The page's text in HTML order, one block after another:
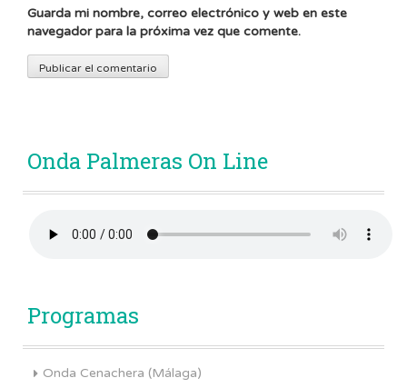
Guarda mi nombre, correo electrónico y web en este
navegador para la próxima vez que comente.
Onda Palmeras On Line
Programas
Onda Cenachera (Málaga)